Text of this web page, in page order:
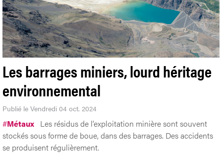
Les barrages miniers, lourd héritage
environnemental
Publié le Vendredi 04 oct. 2024
#Métaux Les résidus de l’exploitation minière sont souvent
stockés sous forme de boue, dans des barrages. Des accidents
se produisent régulièrement.